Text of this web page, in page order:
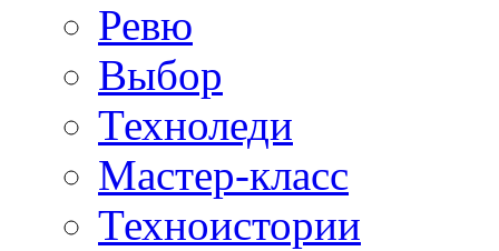
Ревю
Выбор
Техноледи
Мастер-класс
Техноистории